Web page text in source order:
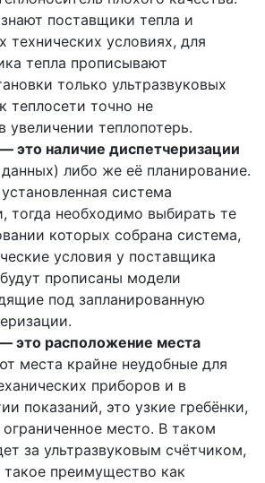
поставщики тепла и
технических условиях, для
тепла прописывают
только ультразвуковых
теплосети точно не
увеличении теплопотерь.
это наличие диспетчеризации
либо же её планирование.
система
тогда необходимо выбирать те
которых собрана система,
условия у поставщика
прописаны модели
под запланированную
это расположение места
места крайне неудобные для
приборов и в
показаний, это узкие гребёнки,
место. В таком
за ультразвуковым счётчиком,
преимущество как